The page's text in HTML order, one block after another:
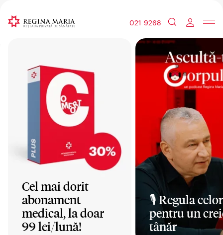
021 9268
Cel mai dorit
abonament
medical, la doar
99 lei/lună!
🎙️ Regula
pentru un
tânăr